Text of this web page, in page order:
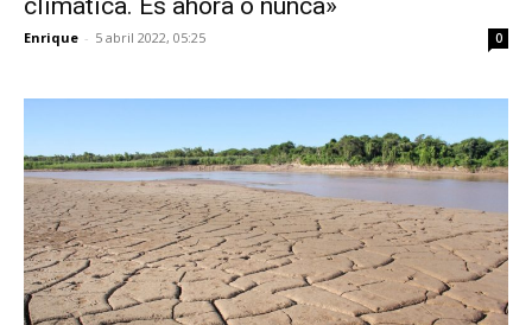
climática. Es ahora o nunca»
Enrique - 5 abril 2022, 05:25 0